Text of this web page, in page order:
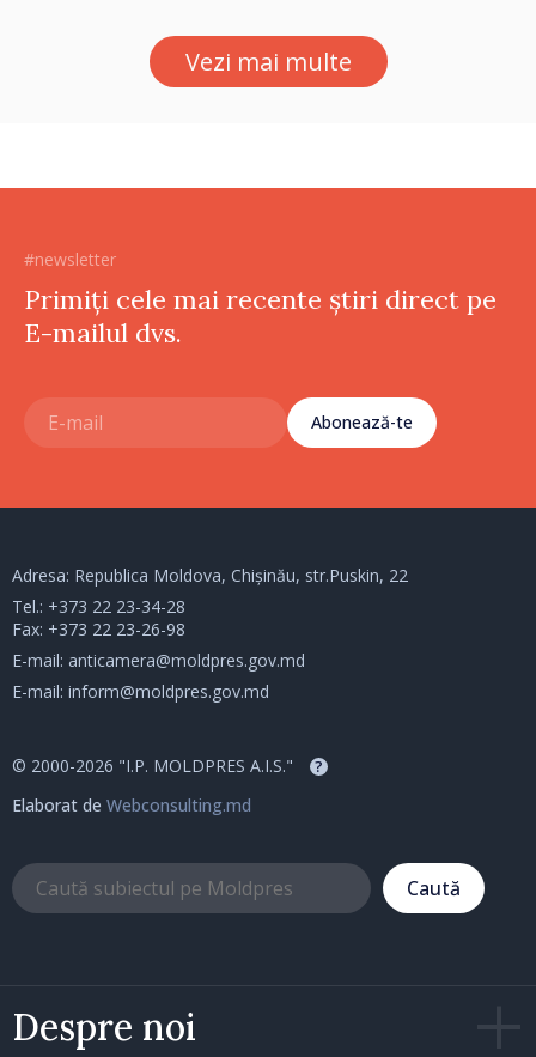
al Republicii Moldova.
Vezi mai multe
#newsletter
Primiți cele mai recente știri direct pe
E-mailul dvs.
Abonează-te
Despre noi
Adresa: Republica Moldova, Chișinău, str.Puskin, 22
Tel.: +373 22 23-34-28
Fax: +373 22 23-26-98
E-mail: anticamera@moldpres.gov.md
E-mail: inform@moldpres.gov.md
© 2000-2026 "I.P. MOLDPRES A.I.S." ?
Elaborat de Webconsulting.md
Caută